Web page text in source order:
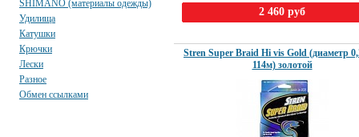
SHIMANO (материалы одежды)
Удилища
Катушки
Крючки
Лески
Разное
Обмен ссылками
2 460 руб
Stren Super Braid Hi vis Gold (диаметр
114м) золотой